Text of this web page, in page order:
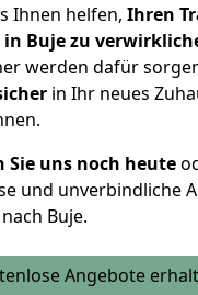
Ihnen helfen, Ihren
in Buje zu
werden dafür
in Ihr neues
uns noch heute
und unverbindliche
Buje.
Angebote